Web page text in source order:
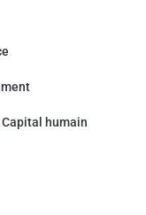
humain